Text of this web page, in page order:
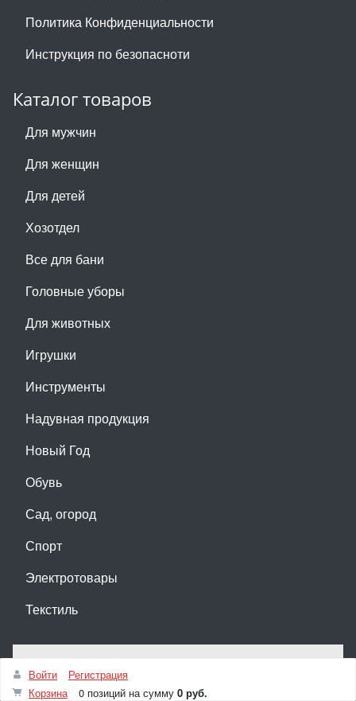
Политика Конфиденциальности
Инструкция по безопасноти
Каталог товаров
Для мужчин
Для женщин
Для детей
Хозотдел
Все для бани
Головные уборы
Для животных
Игрушки
Инструменты
Надувная продукция
Новый Год
Обувь
Сад, огород
Спорт
Электротовары
Текстиль
РАССЫЛКА
Войти
Регистрация
Корзина
0 позиций на сумму 0 руб.